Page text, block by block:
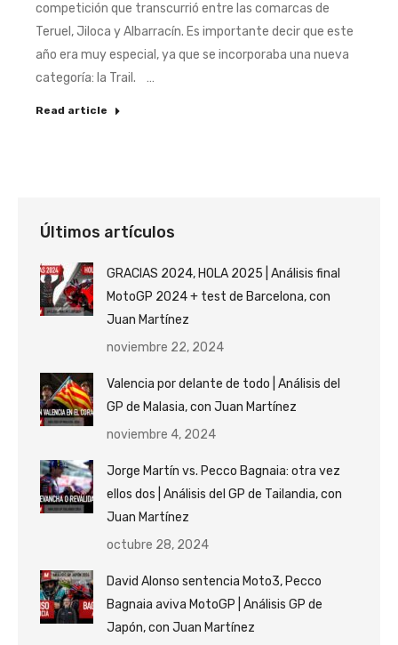
competición que transcurrió entre las comarcas de
Teruel, Jiloca y Albarracín. Es importante decir que este
año era muy especial, ya que se incorporaba una nueva
categoría: la Trail. …
Read article
Últimos artículos
GRACIAS 2024, HOLA 2025 | Análisis final
MotoGP 2024 + test de Barcelona, con
Juan Martínez
noviembre 22, 2024
Valencia por delante de todo | Análisis del
GP de Malasia, con Juan Martínez
noviembre 4, 2024
Jorge Martín vs. Pecco Bagnaia: otra vez
ellos dos | Análisis del GP de Tailandia, con
Juan Martínez
octubre 28, 2024
David Alonso sentencia Moto3, Pecco
Bagnaia aviva MotoGP | Análisis GP de
Japón, con Juan Martínez